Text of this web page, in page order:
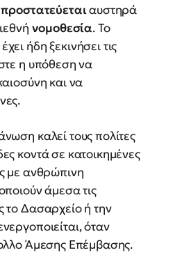
προστατεύεταιαυστηρά
νομοθεσία. Το
ήδη ξεκινήσει τις
η υπόθεση να
και να
καλεί τους πολίτες
κοντά σε κατοικημένες
με ανθρώπινη
άμεσα τις
το Δασαρχείο ή την
όταν
Άμεσης Επέμβασης.